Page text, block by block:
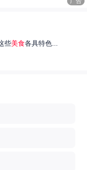
些美食各具特色...